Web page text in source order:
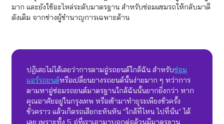
มาก และยังใช้อะไหล่ระดับมาตรฐาน สำหรับซ่อมแซมรถให้กลับมาดี
ดังเดิม จากช่างผู้ชำนาญการเฉพาะด้าน
ปฏิเสธไม่ได้เลยว่าการตามอู่รถยนต์ใกล้ฉัน สำหรับซ่อม
แอร์รถยนต์หรือเปลี่ยนยางรถยนต์นั้นง่ายมาก ๆ ทว่าการ
ตามหาอู่ซ่อมรถยนต์มาตรฐานใกล้ฉันนั้นยากยิ่งกว่า หาก
คุณอาศัยอยู่ในกรุงเทพ หรือเข้ามาทำธุระเพียงชั่วครั้ง
ชั่วคราว แล้วเกิดรถเสียกะทันหัน “ใกล้ที่ไหน ไปที่นั่น” ได้
เลย เพราะทั้ง 5 อู่ที่เราเอามาบอกต่อล้วนมีมาตรฐาน